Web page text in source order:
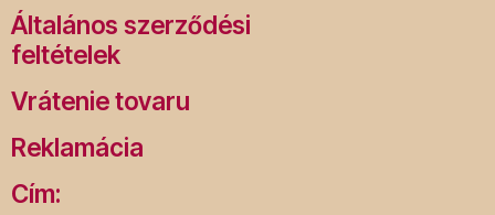
Általános szerződési
feltételek
Vrátenie tovaru
Reklamácia
Cím: